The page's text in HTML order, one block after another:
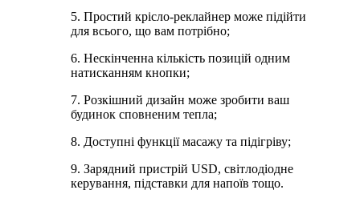
5. Простий крісло-реклайнер може підійти
для всього, що вам потрібно;
6. Нескінченна кількість позицій одним
натисканням кнопки;
7. Розкішний дизайн може зробити ваш
будинок сповненим тепла;
8. Доступні функції масажу та підігріву;
9. Зарядний пристрій USD, світлодіодне
керування, підставки для напоїв тощо.